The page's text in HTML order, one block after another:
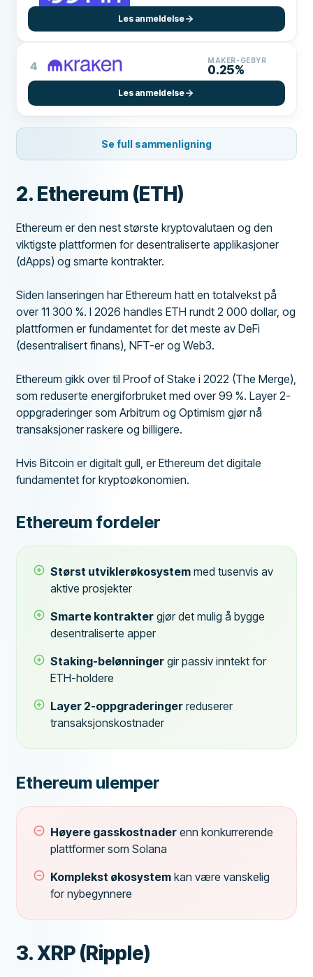
Les anmeldelse
4 MAKER-GEBYR
0.25%
Les anmeldelse
Se full sammenligning
2. Ethereum (ETH)
Ethereum er den nest største kryptovalutaen og den
viktigste plattformen for desentraliserte applikasjoner
(dApps) og smarte kontrakter.
Siden lanseringen har Ethereum hatt en totalvekst på
over 11 300 %. I 2026 handles ETH rundt 2 000 dollar, og
plattformen er fundamentet for det meste av DeFi
(desentralisert finans), NFT-er og Web3.
Ethereum gikk over til Proof of Stake i 2022 (The Merge),
som reduserte energiforbruket med over 99 %. Layer 2-
oppgraderinger som Arbitrum og Optimism gjør nå
transaksjoner raskere og billigere.
Hvis Bitcoin er digitalt gull, er Ethereum det digitale
fundamentet for kryptoøkonomien.
Ethereum fordeler
Størst utviklerøkosystem med tusenvis av
aktive prosjekter
Smarte kontrakter gjør det mulig å bygge
desentraliserte apper
Staking-belønninger gir passiv inntekt for
ETH-holdere
Layer 2-oppgraderinger reduserer
transaksjonskostnader
Ethereum ulemper
Høyere gasskostnader enn konkurrerende
plattformer som Solana
Komplekst økosystem kan være vanskelig
for nybegynnere
3. XRP (Ripple)